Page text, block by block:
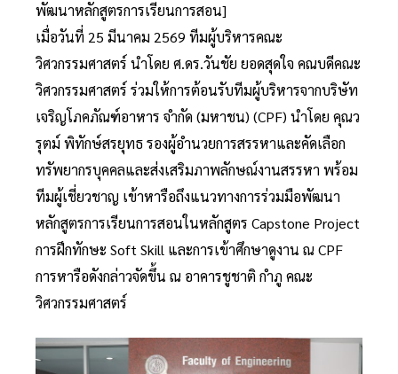
พัฒนาหลักสูตรการเรียนการสอน]
เมื่อวันที่ 25 มีนาคม 2569 ทีมผู้บริหารคณะ
วิศวกรรมศาสตร์ นำโดย ศ.ดร.วันชัย ยอดสุดใจ คณบดีคณะ
วิศวกรรมศาสตร์ ร่วมให้การต้อนรับทีมผู้บริหารจากบริษัท
เจริญโภคภัณฑ์อาหาร จำกัด (มหาชน) (CPF) นำโดย คุณว
รุตม์ พิทักษ์สรยุทธ รองผู้อำนวยการสรรหาและคัดเลือก
ทรัพยากรบุคคลและส่งเสริมภาพลักษณ์งานสรรหา พร้อม
ทีมผู้เชี่ยวชาญ เข้าหารือถึงแนวทางการร่วมมือพัฒนา
หลักสูตรการเรียนการสอนในหลักสูตร Capstone Project
การฝึกทักษะ Soft Skill และการเข้าศึกษาดูงาน ณ CPF
การหารือดังกล่าวจัดขึ้น ณ อาคารชูชาติ กำภู คณะ
วิศวกรรมศาสตร์